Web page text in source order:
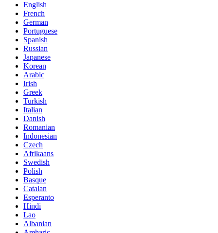
English
French
German
Portuguese
Spanish
Russian
Japanese
Korean
Arabic
Irish
Greek
Turkish
Italian
Danish
Romanian
Indonesian
Czech
Afrikaans
Swedish
Polish
Basque
Catalan
Esperanto
Hindi
Lao
Albanian